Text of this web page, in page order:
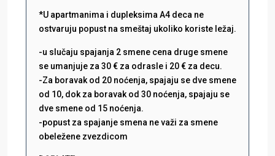
*U apartmanima i dupleksima A4 deca ne
ostvaruju popust na smeštaj ukoliko koriste ležaj.
-u slučaju spajanja 2 smene cena druge smene
se umanjuje za 30 € za odrasle i 20 € za decu.
-Za boravak od 20 noćenja, spajaju se dve smene
od 10, dok za boravak od 30 noćenja, spajaju se
dve smene od 15 noćenja.
-popust za spajanje smena ne važi za smene
obeležene zvezdicom